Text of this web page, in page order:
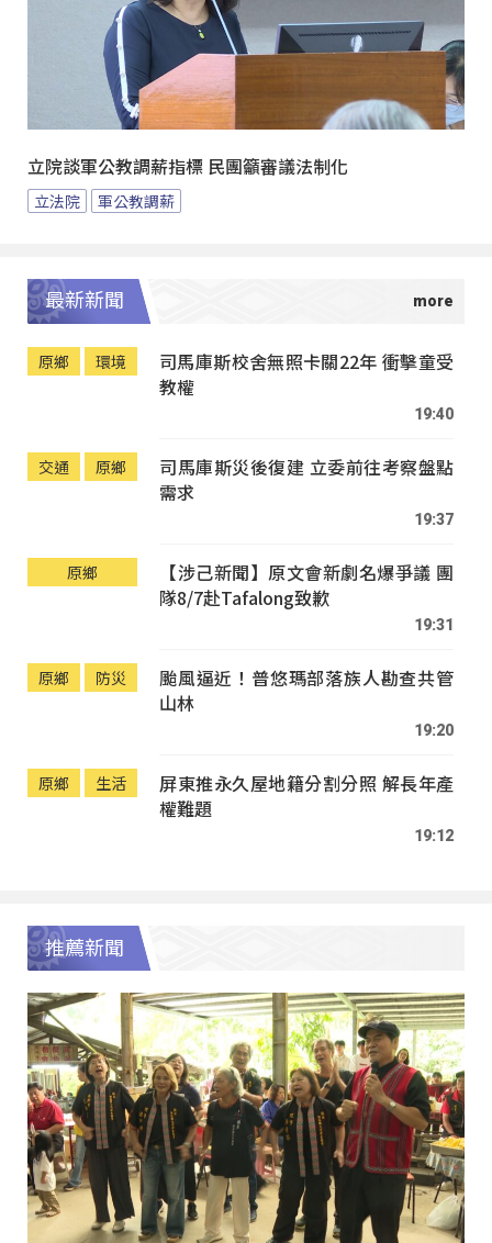
立院談軍公教調薪指標 民團籲審議法制化
立法院 軍公教調薪
最新新聞
原鄉 環境
司馬庫斯校舍無照卡關22年 衝擊童受
教權
19:40
交通 原鄉
司馬庫斯災後復建 立委前往考察盤點
需求
19:37
原鄉
【涉己新聞】原文會新劇名爆爭議 團
隊8/7赴Tafalong致歉
19:31
原鄉 防災
颱風逼近！普悠瑪部落族人勘查共管
山林
19:20
原鄉 生活
屏東推永久屋地籍分割分照 解長年產
權難題
19:12
推薦新聞